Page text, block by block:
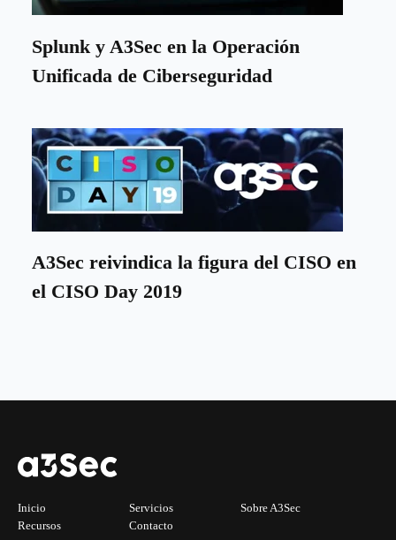
Splunk y A3Sec en la Operación
Unificada de Ciberseguridad
A3Sec reivindica la figura del CISO en
el CISO Day 2019
Inicio Servicios
Sobre A3Sec
Recursos
Contacto